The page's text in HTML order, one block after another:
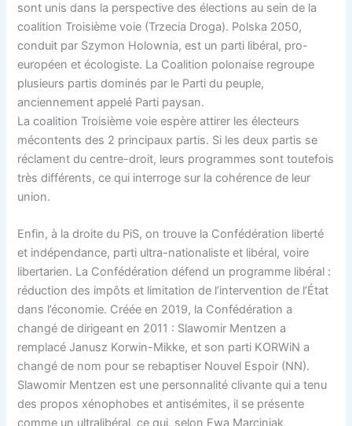
sont unis dans la perspective des élections au sein de la
coalition Troisième voie (Trzecia Droga). Polska 2050,
conduit par Szymon Holownia, est un parti libéral, pro-
européen et écologiste. La Coalition polonaise regroupe
plusieurs partis dominés par le Parti du peuple,
anciennement appelé Parti paysan.
La coalition Troisième voie espère attirer les électeurs
mécontents des 2 principaux partis. Si les deux partis se
réclament du centre-droit, leurs programmes sont toutefois
très différents, ce qui interroge sur la cohérence de leur
union.
Enfin, à la droite du PiS, on trouve la Confédération liberté
et indépendance, parti ultra-nationaliste et libéral, voire
libertarien. La Confédération défend un programme libéral :
réduction des impôts et limitation de l’intervention de l’État
dans l’économie. Créée en 2019, la Confédération a
changé de dirigeant en 2011 : Slawomir Mentzen a
remplacé Janusz Korwin-Mikke, et son parti KORWiN a
changé de nom pour se rebaptiser Nouvel Espoir (NN).
Slawomir Mentzen est une personnalité clivante qui a tenu
des propos xénophobes et antisémites, il se présente